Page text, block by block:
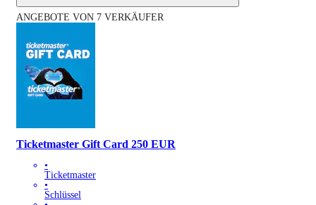
ANGEBOTE VON 7 VERKÄUFER
Ticketmaster Gift Card 250 EUR
•
Ticketmaster
•
Schlüssel